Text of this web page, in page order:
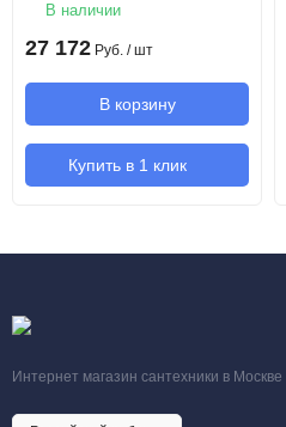
В наличии
27 172 Руб. / шт
В корзину
Купить в 1 клик
Интернет магазин сантехники в Москве